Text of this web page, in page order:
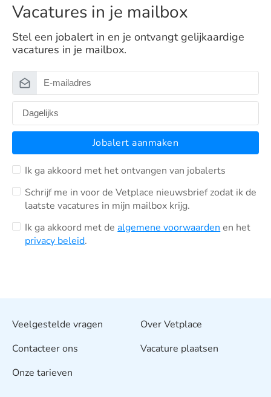
Vacatures in je mailbox
Stel een jobalert in en je ontvangt gelijkaardige
vacatures in je mailbox.
Jobalert aanmaken
Ik ga akkoord met het ontvangen van jobalerts
Schrijf me in voor de Vetplace nieuwsbrief zodat ik de
laatste vacatures in mijn mailbox krijg.
Ik ga akkoord met dealgemene voorwaarden en het
privacy beleid.
Veelgestelde vragen
Contacteer ons
Onze tarieven
Over Vetplace
Vacature plaatsen